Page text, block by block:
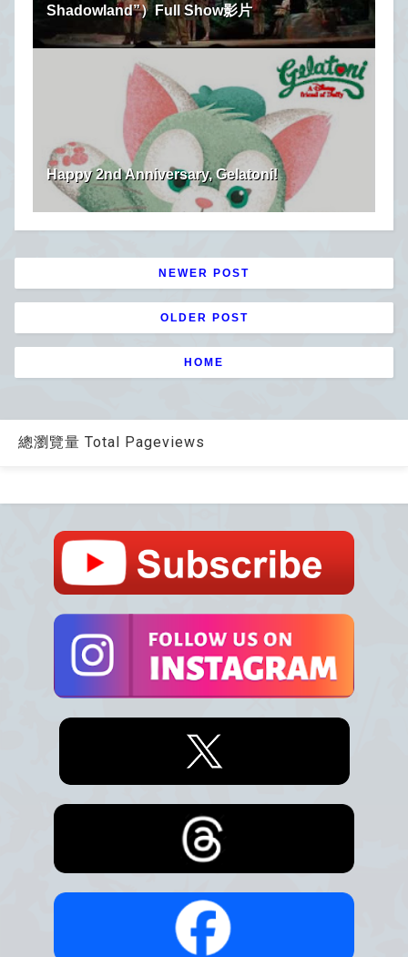
Shadowland”）Full Show影片
Happy 2nd Anniversary, Gelatoni!
NEWER POST
OLDER POST
HOME
總瀏覽量 Total Pageviews